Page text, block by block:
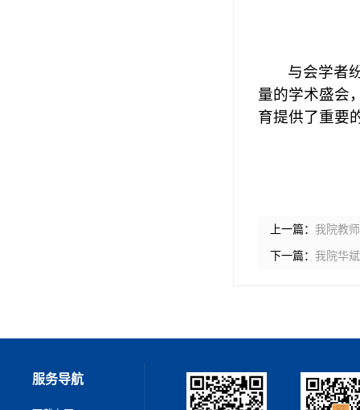
与会学者
量的学术盛会
育提供了重要
上一篇： 我院教
下一篇： 我院华
服务导航